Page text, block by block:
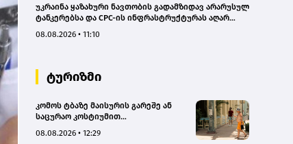
უკრაინა ყაზახური ნავთობის გადამზიდავ არარუსულ
ტანკერებსა და CPC-ის ინფრასტრუქტურას აღარ
08.08.2026 • 11:10
ტურიზმი
კომოს ტბაზე მაისურის გარეშე ან
საცურაო კოსტიუმით
ევრომდე დააჯარიმებენ
08.08.2026 • 12:29